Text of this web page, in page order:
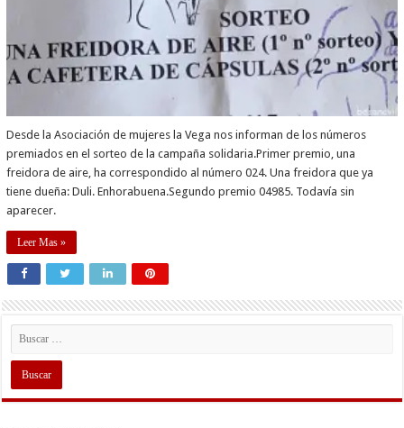
Desde la Asociación de mujeres la Vega nos informan de los números
premiados en el sorteo de la campaña solidaria.Primer premio, una
freidora de aire, ha correspondido al número 024. Una freidora que ya
tiene dueña: Duli. Enhorabuena.Segundo premio 04985. Todavía sin
aparecer.
Leer Mas »